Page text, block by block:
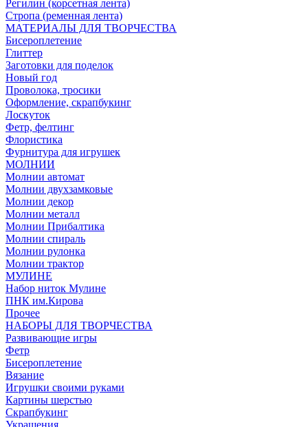
Регилин (корсетная лента)
Стропа (ременная лента)
МАТЕРИАЛЫ ДЛЯ ТВОРЧЕСТВА
Бисероплетение
Глиттер
Заготовки для поделок
Новый год
Проволока, тросики
Оформление, скрапбукинг
Лоскуток
Фетр, фелтинг
Флористика
Фурнитура для игрушек
МОЛНИИ
Молнии автомат
Молнии двухзамковые
Молнии декор
Молнии металл
Молнии Прибалтика
Молнии спираль
Молнии рулонка
Молнии трактор
МУЛИНЕ
Набор ниток Мулине
ПНК им.Кирова
Прочее
НАБОРЫ ДЛЯ ТВОРЧЕСТВА
Развивающие игры
Фетр
Бисероплетение
Вязание
Игрушки своими руками
Картины шерстью
Скрапбукинг
Украшения